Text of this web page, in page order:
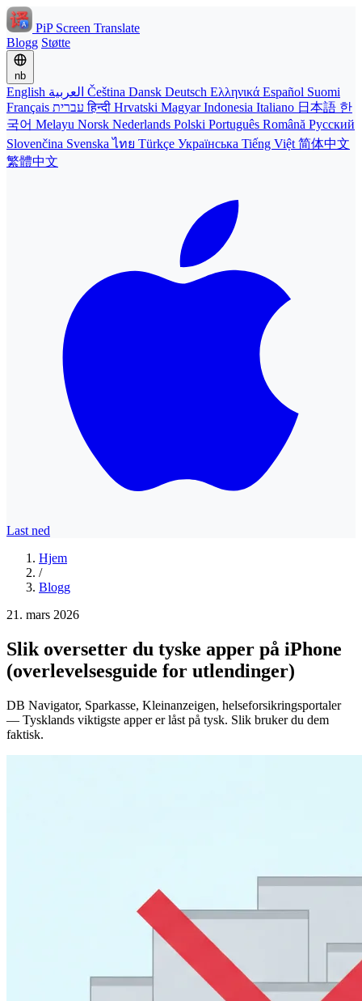
PiP Screen Translate
Blogg Støtte
nb
English Čeština Dansk Deutsch Ελληνικά Español Suomi
Français
עבריתहिन्दी Hrvatski MagyarIndonesia Italiano 日本語 한
국어 Melayu Norsk Nederlands Polski Português Română Русский
Slovenčina Svenskaไทย Türkçe Українська Tiếng Việt 简体中文
繁體中文
Last ned
Hjem
/
Blogg
21. mars 2026
Slik oversetter du tyske apper på iPhone
(overlevelsesguide for utlendinger)
DB Navigator, Sparkasse, Kleinanzeigen, helseforsikringsportaler
— Tysklands viktigste apper er låst på tysk. Slik bruker du dem
faktisk.